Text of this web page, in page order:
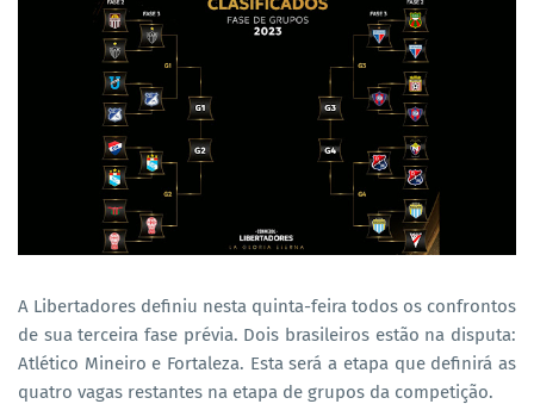
A Libertadores definiu nesta quinta-feira todos os confrontos
de sua terceira fase prévia. Dois brasileiros estão na disputa:
Atlético Mineiro e Fortaleza. Esta será a etapa que definirá as
quatro vagas restantes na etapa de grupos da competição.